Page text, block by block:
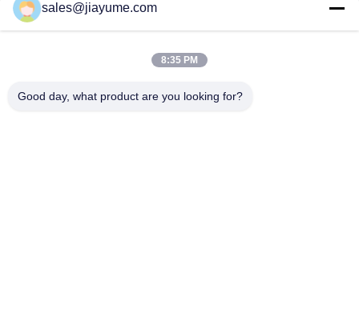
Kontak Cepat
Xingdong, Jalan Xin 'an, Distrik Bao' an, kota Shenzhen,
sales@jiayume.com
8:35 PM
Good day, what product are you looking for?